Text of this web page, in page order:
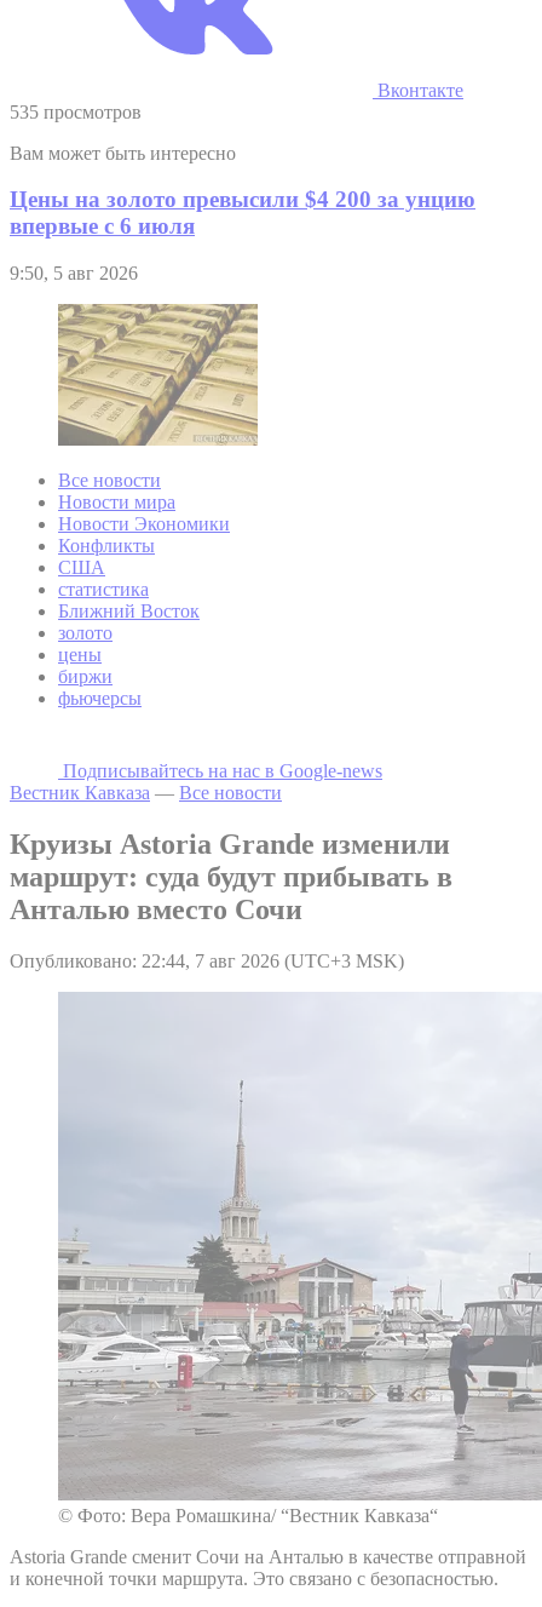
Вконтакте
535 просмотров
Вам может быть интересно
Цены на золото превысили $4 200 за унцию
впервые с 6 июля
9:50, 5 авг 2026
Все новости
Новости мира
Новости Экономики
Конфликты
США
статистика
Ближний Восток
золото
цены
биржи
фьючерсы
Подписывайтесь на наc в Google-news
Вестник Кавказа — Все новости
Круизы Astoria Grande изменили
маршрут: суда будут прибывать в
Анталью вместо Сочи
Опубликовано: 22:44, 7 авг 2026 (UTC+3 MSK)
© Фото: Вера Ромашкина/ “Вестник Кавказа“
Astoria Grande сменит Сочи на Анталью в качестве отправной
и конечной точки маршрута. Это связано с безопасностью.